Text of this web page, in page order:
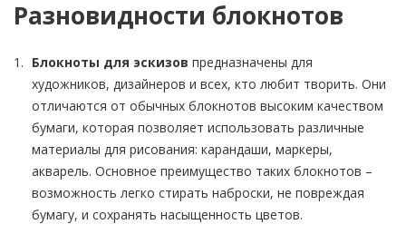
Разновидности блокнотов
Блокноты для эскизов предназначены для
художников, дизайнеров и всех, кто любит творить. Они
отличаются от обычных блокнотов высоким качеством
бумаги, которая позволяет использовать различные
материалы для рисования: карандаши, маркеры,
акварель. Основное преимущество таких блокнотов –
возможность легко стирать наброски, не повреждая
бумагу, и сохранять насыщенность цветов.